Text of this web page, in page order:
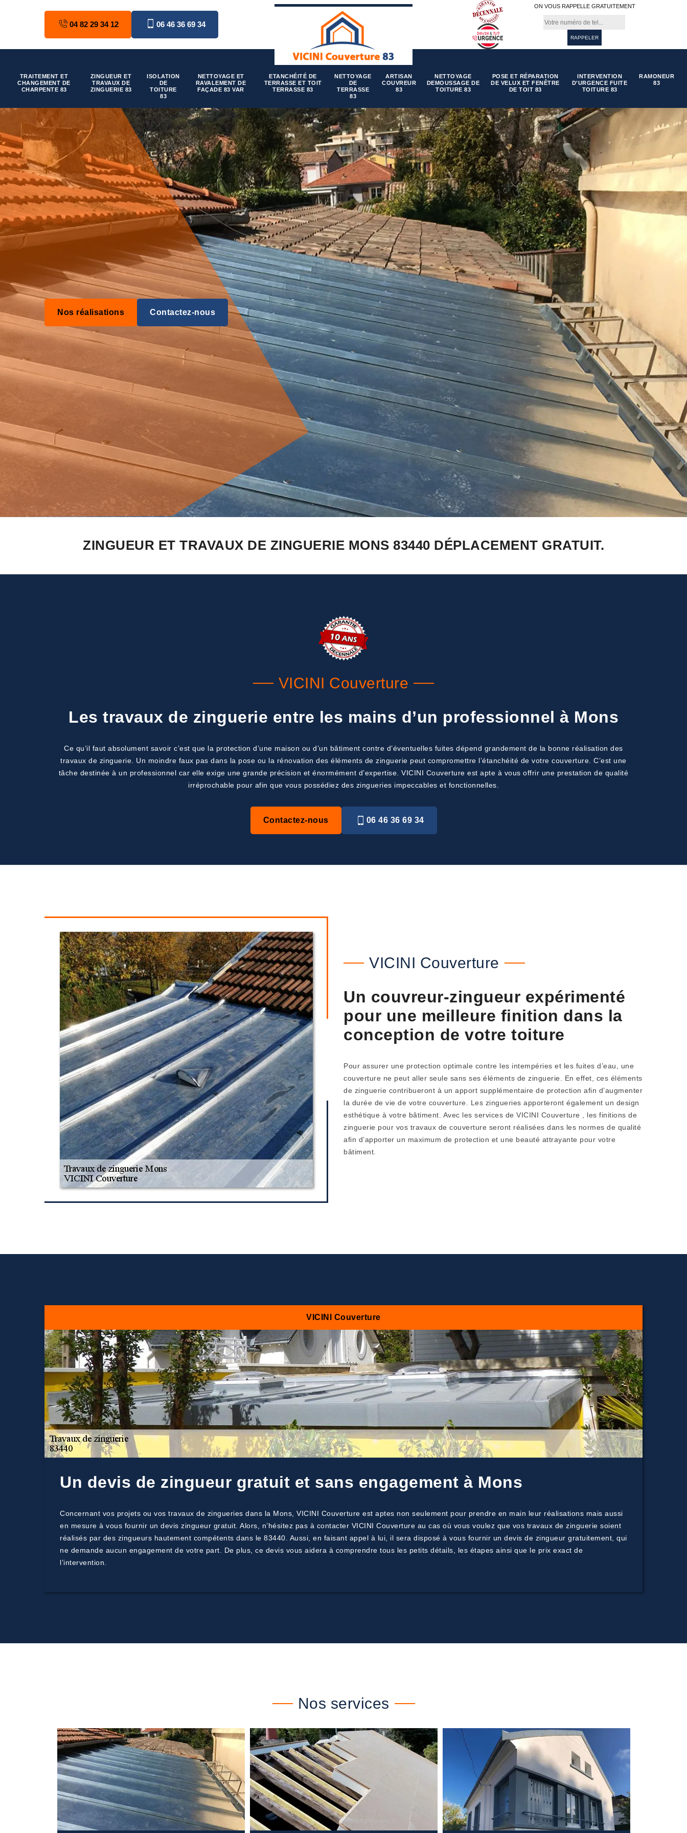
04 82 29 34 12 06 46 36 69 34
ON VOUS RAPPELLE GRATUITEMENT
TRAITEMENT ET
CHANGEMENT DE
CHARPENTE 83
ZINGUEUR ET
TRAVAUX DE
ZINGUERIE 83
ISOLATION
DE
TOITURE
83
NETTOYAGE ET
RAVALEMENT DE
FAÇADE 83 VAR
ETANCHÉITÉ DE
TERRASSE ET TOIT
TERRASSE 83
NETTOYAGE
DE
TERRASSE
83
ARTISAN
COUVREUR
83
NETTOYAGE
DEMOUSSAGE DE
TOITURE 83
POSE ET RÉPARATION
DE VELUX ET FENÊTRE
DE TOIT 83
INTERVENTION
D'URGENCE FUITE
TOITURE 83
RAMONEUR
83
Nos réalisations Contactez-nous
ZINGUEUR ET TRAVAUX DE ZINGUERIE MONS 83440 DÉPLACEMENT GRATUIT.
VICINI Couverture
Les travaux de zinguerie entre les mains d’un professionnel à Mons
Ce qu’il faut absolument savoir c’est que la protection d’une maison ou d’un bâtiment contre d’éventuelles fuites dépend grandement de la bonne réalisation des
travaux de zinguerie. Un moindre faux pas dans la pose ou la rénovation des éléments de zinguerie peut compromettre l’étanchéité de votre couverture. C’est une
tâche destinée à un professionnel car elle exige une grande précision et énormément d’expertise. VICINI Couverture est apte à vous offrir une prestation de qualité
irréprochable pour afin que vous possédiez des zingueries impeccables et fonctionnelles.
Contactez-nous 06 46 36 69 34
VICINI Couverture
Un couvreur-zingueur expérimenté
pour une meilleure finition dans la
conception de votre toiture
Pour assurer une protection optimale contre les intempéries et les fuites d’eau, une
couverture ne peut aller seule sans ses éléments de zinguerie. En effet, ces éléments
de zinguerie contribueront à un apport supplémentaire de protection afin d’augmenter
la durée de vie de votre couverture. Les zingueries apporteront également un design
esthétique à votre bâtiment. Avec les services de VICINI Couverture , les finitions de
zinguerie pour vos travaux de couverture seront réalisées dans les normes de qualité
afin d’apporter un maximum de protection et une beauté attrayante pour votre
bâtiment.
VICINI Couverture
Un devis de zingueur gratuit et sans engagement à Mons
Concernant vos projets ou vos travaux de zingueries dans la Mons, VICINI Couverture est aptes non seulement pour prendre en main leur réalisations mais aussi
en mesure à vous fournir un devis zingueur gratuit. Alors, n’hésitez pas à contacter VICINI Couverture au cas où vous voulez que vos travaux de zinguerie soient
réalisés par des zingueurs hautement compétents dans le 83440. Aussi, en faisant appel à lui, il sera disposé à vous fournir un devis de zingueur gratuitement, qui
ne demande aucun engagement de votre part. De plus, ce devis vous aidera à comprendre tous les petits détails, les étapes ainsi que le prix exact de
l’intervention.
Nos services